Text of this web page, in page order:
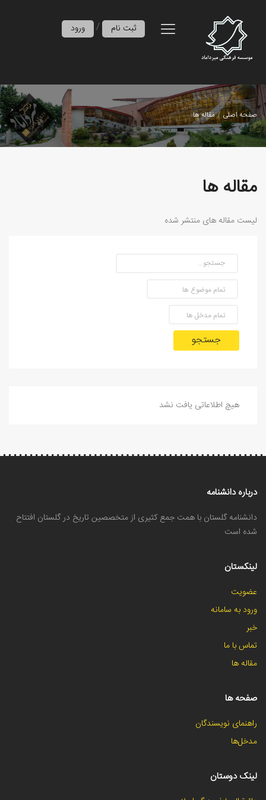
ورود / ثبت نام
صفحه اصلی مقاله ها
مقاله ها
لیست مقاله های منتشر شده
جستجو
هیچ اطلاعاتی یافت نشد
درباره دانشنامه
دانشنامه گلستان با همت جمع کثیری از متخصصین تاریخ در گلستان افتتاح
شده است
لینکستان
عضویت
ورود به سامانه
خبر
تماس با ما
مقاله ها
صفحه ها
راهنمای نویسندگان
مدخل‌ها
لینک دوستان